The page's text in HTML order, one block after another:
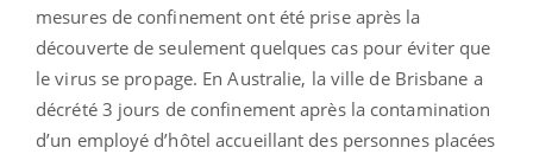
mesures de confinement ont été prise après la
découverte de seulement quelques cas pour éviter que
le virus se propage. En Australie, la ville de Brisbane a
décrété 3 jours de confinement après la contamination
d’un employé d’hôtel accueillant des personnes placées